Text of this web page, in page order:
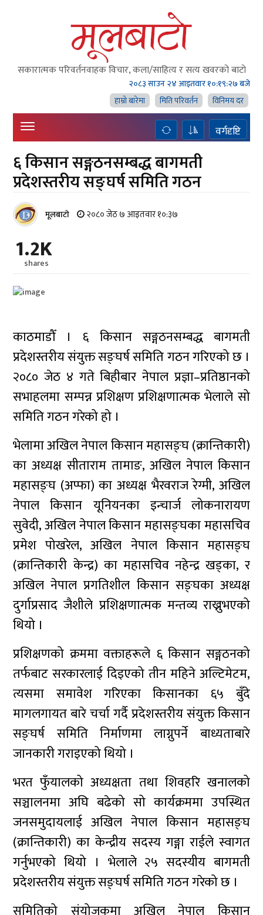
सकारात्मक परिवर्तनवाहक विचार, कला/साहित्य र सत्य खवरको बाटाे
२०८३ साउन २४ आइतवार१०:१९:२७ बजे
हाम्राे बारेमा
मिति परिवर्तन विनिमय दर
वर्गदृष्टि
६ किसान सङ्गठनसम्बद्ध बागमती
प्रदेशस्तरीय सङ्घर्ष समिति गठन
मूलबाटाे २०८० जेठ ७ आइतवार १०:३७
1.2K
shares
काठमाडौँ । ६ किसान सङ्गठनसम्बद्ध बागमती
प्रदेशस्तरीय संयुक्त सङ्घर्ष समिति गठन गरिएको छ ।
२०८० जेठ ४ गते बिहीबार नेपाल प्रज्ञा–प्रतिष्ठानको
सभाहलमा सम्पन्न प्रशिक्षण प्रशिक्षणात्मक भेलाले सो
समिति गठन गरेको हो ।
भेलामा अखिल नेपाल किसान महासङ्घ (क्रान्तिकारी)
का अध्यक्ष सीताराम तामाङ, अखिल नेपाल किसान
महासङ्घ (अप्फा) का अध्यक्ष भैरवराज रेग्मी, अखिल
नेपाल किसान यूनियनका इन्चार्ज लोकनारायण
सुवेदी, अखिल नेपाल किसान महासङ्घका महासचिव
प्रमेश पोखरेल, अखिल नेपाल किसान महासङ्घ
(क्रान्तिकारी केन्द्र) का महासचिव नहेन्द्र खड्का, र
अखिल नेपाल प्रगतिशील किसान सङ्घका अध्यक्ष
दुर्गाप्रसाद जैशीले प्रशिक्षणात्मक मन्तव्य राख्नुभएको
थियो ।
प्रशिक्षणको क्रममा वक्ताहरूले ६ किसान सङ्गठनको
तर्फबाट सरकारलाई दिइएको तीन महिने अल्टिमेटम,
त्यसमा समावेश गरिएका किसानका ६५ बुँदे
मागलगायत बारे चर्चा गर्दै प्रदेशस्तरीय संयुक्त किसान
सङ्घर्ष समिति निर्माणमा लाग्नुपर्ने बाध्यताबारे
जानकारी गराइएको थियो ।
भरत फुँयालको अध्यक्षता तथा शिवहरि खनालको
सञ्चालनमा अघि बढेको सो कार्यक्रममा उपस्थित
जनसमुदायलाई अखिल नेपाल किसान महासङ्घ
(क्रान्तिकारी) का केन्द्रीय सदस्य गङ्गा राईले स्वागत
गर्नुभएको थियो । भेलाले २५ सदस्यीय बागमती
प्रदेशस्तरीय संयुक्त सङ्घर्ष समिति गठन गरेको छ ।